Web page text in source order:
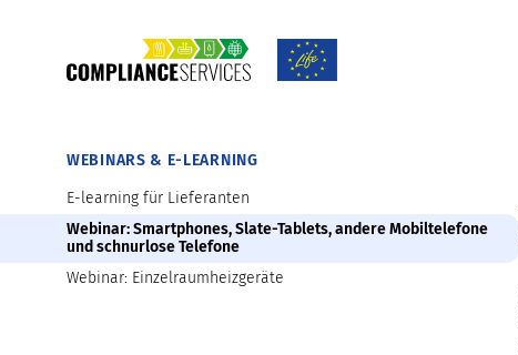
WEBINARS & E-LEARNING
E-learning für Lieferanten
Webinar: Smartphones, Slate-Tablets, andere Mobiltelefone
und schnurlose Telefone
Webinar: Einzelraumheizgeräte